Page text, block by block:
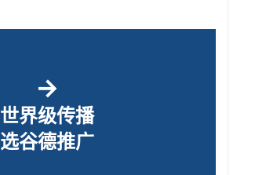
→
世界级传播
选谷德推广